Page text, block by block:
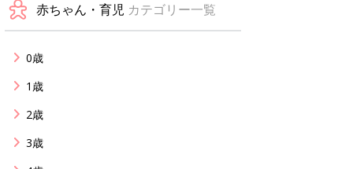
赤ちゃん・育児 カテゴリー一覧
0歳
1歳
2歳
3歳